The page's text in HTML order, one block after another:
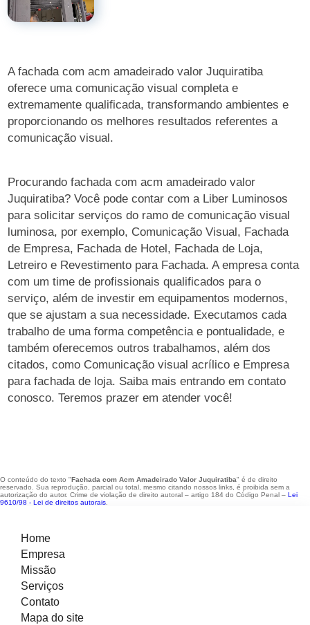
A fachada com acm amadeirado valor Juquiratiba
oferece uma comunicação visual completa e
extremamente qualificada, transformando ambientes e
proporcionando os melhores resultados referentes a
comunicação visual.
Procurando fachada com acm amadeirado valor
Juquiratiba? Você pode contar com a Liber Luminosos
para solicitar serviços do ramo de comunicação visual
luminosa, por exemplo, Comunicação Visual, Fachada
de Empresa, Fachada de Hotel, Fachada de Loja,
Letreiro e Revestimento para Fachada. A empresa conta
com um time de profissionais qualificados para o
serviço, além de investir em equipamentos modernos,
que se ajustam a sua necessidade. Executamos cada
trabalho de uma forma competência e pontualidade, e
também oferecemos outros trabalhamos, além dos
citados, como Comunicação visual acrílico e Empresa
para fachada de loja. Saiba mais entrando em contato
conosco. Teremos prazer em atender você!
O conteúdo do texto "Fachada com Acm Amadeirado Valor Juquiratiba" é de direito
reservado. Sua reprodução, parcial ou total, mesmo citando nossos links, é proibida sem a
autorização do autor. Crime de violação de direito autoral – artigo 184 do Código Penal – Lei
9610/98 - Lei de direitos autorais
Home
Empresa
Missão
Serviços
Contato
Mapa do site